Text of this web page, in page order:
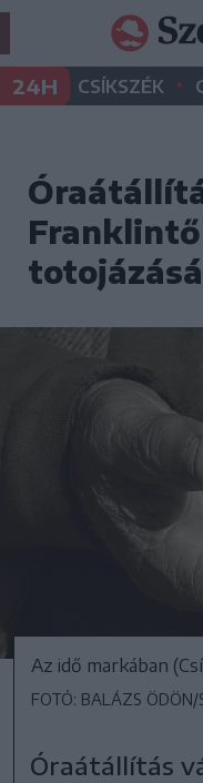
24H CSÍKSZÉK •
Az idő markában
FOTÓ: BALÁZS ÖDÖN/
Óraátállítás